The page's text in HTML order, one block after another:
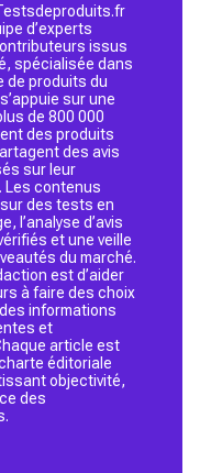
d’experts
issus
spécialisée dans
de produits du
sur une
de 800 000
des produits
des avis
sur leur
Les contenus
des tests en
l’analyse d’avis
et une veille
du marché.
est d’aider
à faire des choix
informations
et
article est
éditoriale
objectivité,
des